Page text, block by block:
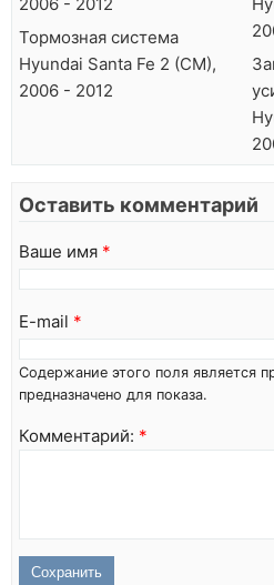
Тормозная система
Hyundai Santa Fe 2 (CM),
2006 - 2012
Оставить комментарий
Ваше имя *
E-mail *
Содержание этого поля является
предназначено для показа.
Комментарий: *